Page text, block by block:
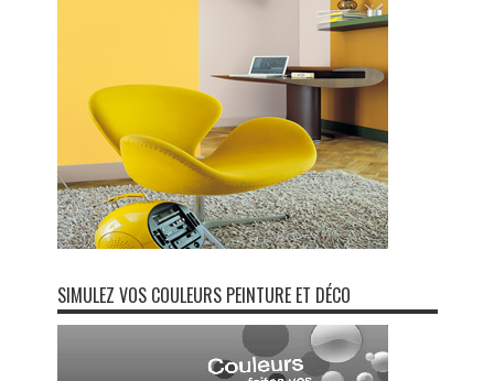
SIMULEZ VOS COULEURS PEINTURE ET DÉCO